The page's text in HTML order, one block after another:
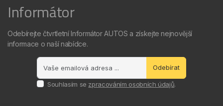
Informátor
Odebírejte čtvrtletní Informátor AUTOS a získejte nejnovější
informace o naší nabídce.
Odebírat
Souhlasím se zpracováním osobních údajů.